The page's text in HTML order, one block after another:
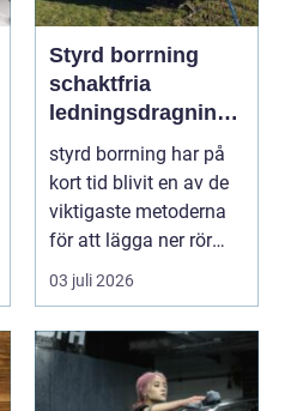
Styrd borrning
schaktfria
ledningsdragninga
r med hög
precision
styrd borrning har på
kort tid blivit en av de
viktigaste metoderna
för att lägga ner rör
och kablar...
03 juli 2026